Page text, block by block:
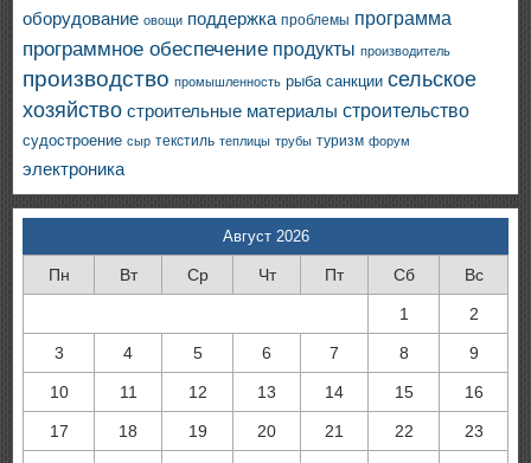
оборудование овощи поддержка проблемы программа
программное обеспечение продукты производитель
производство промышленность рыба санкции сельское
хозяйство строительные материалы строительство
судостроение сыр текстиль теплицы трубы туризм форум
электроника
Август 2026
Пн Вт Ср Чт Пт Сб Вс
1 2
3 4 5 6 7 8 9
10 11 12 13 14 15 16
17 18 19 20 21 22 23